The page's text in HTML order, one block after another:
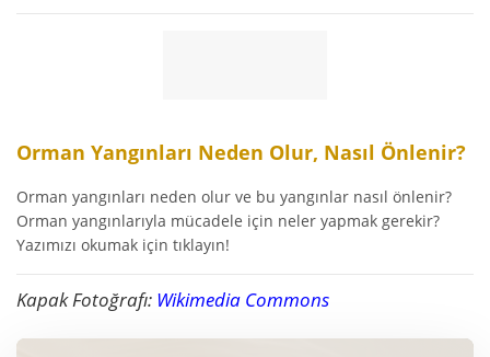
Orman Yangınları Neden Olur, Nasıl Önlenir?
Orman yangınları neden olur ve bu yangınlar nasıl önlenir?
Orman yangınlarıyla mücadele için neler yapmak gerekir?
Yazımızı okumak için tıklayın!
Kapak Fotoğrafı: Wikimedia Commons